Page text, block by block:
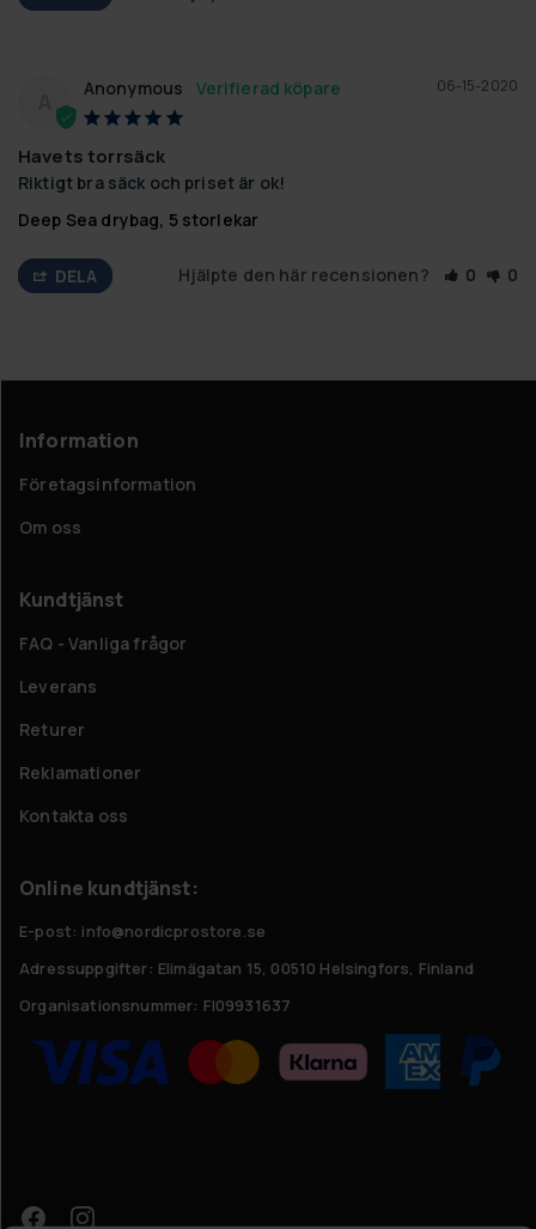
06-15-2020
Anonymous
Havets torrsäck
Riktigt bra säck och priset är ok!
Deep Sea drybag, 5 storlekar
DELA Hjälpte den här recensionen? 0 0
Information
Företagsinformation
Om oss
Kundtjänst
FAQ - Vanliga frågor
Leverans
Returer
Reklamationer
Kontakta oss
Online kundtjänst:
E-post: info@nordicprostore.se
Adressuppgifter: Elimägatan 15, 00510 Helsingfors, Finland
Organisationsnummer: FI09931637